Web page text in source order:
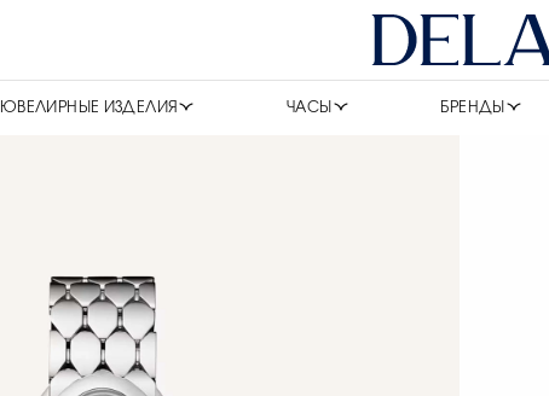
ЮВЕЛИРНЫЕ ИЗДЕЛИЯ ЧАСЫ БРЕНДЫ